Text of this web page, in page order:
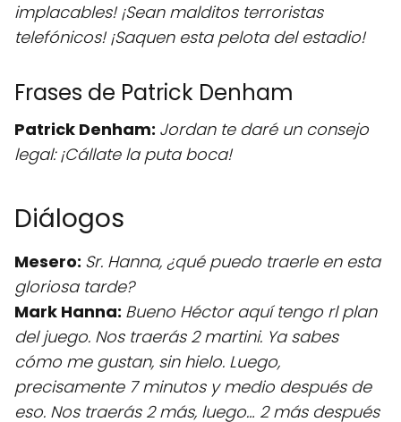
implacables! ¡Sean malditos terroristas
telefónicos! ¡Saquen esta pelota del estadio!
Frases de Patrick Denham
Patrick Denham: Jordan te daré un consejo
legal: ¡Cállate la puta boca!
Diálogos
Mesero: Sr. Hanna, ¿qué puedo traerle en esta
gloriosa tarde?
Mark Hanna: Bueno Héctor aquí tengo rl plan
del juego. Nos traerás 2 martini. Ya sabes
cómo me gustan, sin hielo. Luego,
precisamente 7 minutos y medio después de
eso. Nos traerás 2 más, luego… 2 más después